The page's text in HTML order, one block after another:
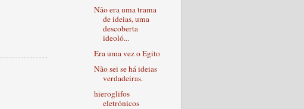
Não era uma trama
de ideias, uma
descoberta
ideoló...
Era uma vez o Egito
Não sei se há ideias
verdadeiras.
hieroglifos
eletrónicos